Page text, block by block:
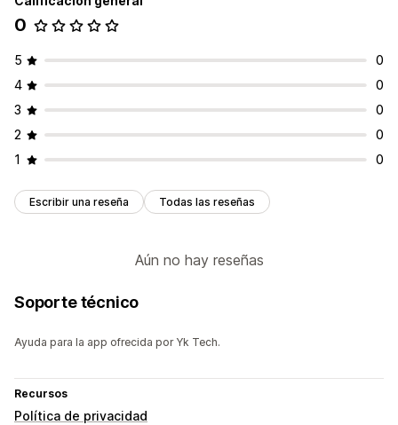
0
5
0
4
0
3
0
2
0
1
0
Escribir una reseña Todas las reseñas
Aún no hay reseñas
Soporte técnico
Ayuda para la app ofrecida por Yk Tech.
Recursos
Política de privacidad